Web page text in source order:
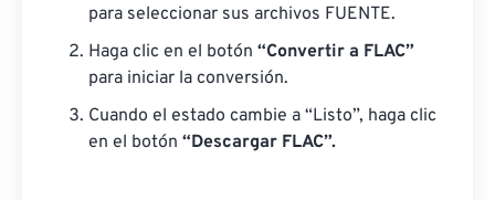
para seleccionar sus archivos FUENTE.
Haga clic en el botón “Convertir a FLAC”
para iniciar la conversión.
Cuando el estado cambie a “Listo”, haga clic
en el botón “Descargar FLAC”.